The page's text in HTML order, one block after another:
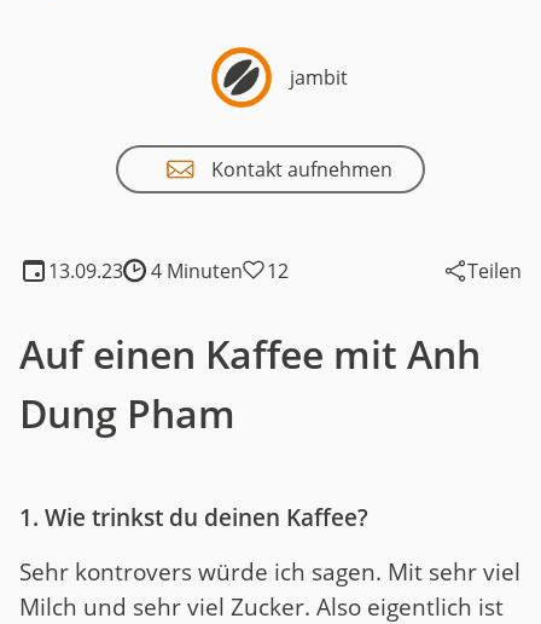
jambit
Kontakt aufnehmen
13.09.23Lesedauer:
4 Minuten 12 Teilen
Auf einen Kaffee mit Anh
Dung Pham
1. Wie trinkst du deinen Kaffee?
Sehr kontrovers würde ich sagen. Mit sehr viel
Milch und sehr viel Zucker. Also eigentlich ist